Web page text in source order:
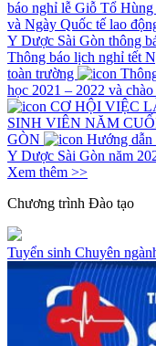
báo nghỉ lễ Giỗ Tổ
và Ngày Quốc tế lao
Y Dược Sài Gòn thông
Thông báo lịch nghỉ tết
toàn trường
học 2021 – 2022 và
CƠ HỘI VIỆC
SINH VIÊN NĂM
GÒN
Hướng dẫn
Y Dược Sài Gòn năm
Xem thêm >>
Chương trình Đào tạo
Tuyển sinh Chuyên